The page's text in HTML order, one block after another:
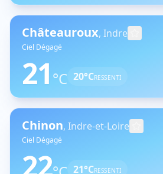
Châteauroux, Indre
Ciel Dégagé
21 °C 20°CRESSENTI
Chinon, Indre-et-Loire
Ciel Dégagé
22 21°CRESSENTI